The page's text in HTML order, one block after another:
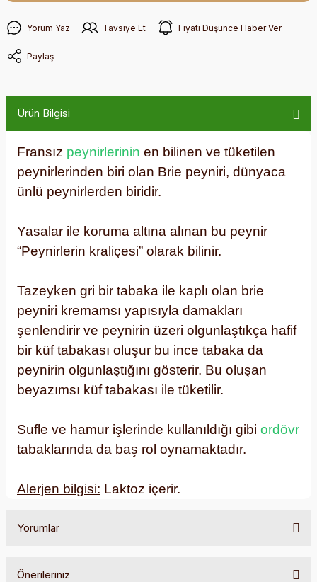
Yorum Yaz Tavsiye Et Fiyatı Düşünce Haber Ver
Paylaş
Ürün Bilgisi
Fransız peynirlerinin en bilinen ve tüketilen
peynirlerinden biri olan Brie peyniri, dünyaca
ünlü peynirlerden biridir.
Yasalar ile koruma altına alınan bu peynir
“Peynirlerin kraliçesi” olarak bilinir.
Tazeyken gri bir tabaka ile kaplı olan brie
peyniri kremamsı yapısıyla damakları
şenlendirir ve peynirin üzeri olgunlaştıkça hafif
bir küf tabakası oluşur bu ince tabaka da
peynirin olgunlaştığını gösterir. Bu oluşan
beyazımsı küf tabakası ile tüketilir.
Sufle ve hamur işlerinde kullanıldığı gibi ordövr
tabaklarında da baş rol oynamaktadır.
Alerjen bilgisi: Laktoz içerir.
Yorumlar
Önerileriniz